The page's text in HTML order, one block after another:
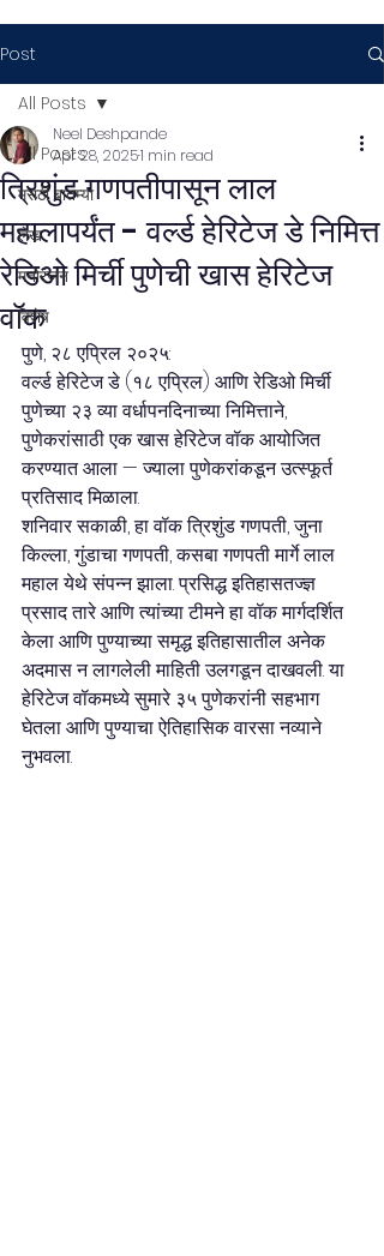
Post
All Posts
मराठी बातम्या
लेख
मनोरंजन
विशेष
All Posts
त्रिशुंड गणपतीपासून लाल
महालापर्यंत - वर्ल्ड हेरिटेज डे निमित्त
रेडिओ मिर्ची पुणेची खास हेरिटेज
वॉक
Neel Deshpande
Apr 28, 20251 min read
पुणे, २८ एप्रिल २०२५:
वर्ल्ड हेरिटेज डे (१८ एप्रिल) आणि रेडिओ मिर्ची
पुणेच्या २३ व्या वर्धापनदिनाच्या निमित्ताने,
पुणेकरांसाठी एक खास हेरिटेज वॉक आयोजित
करण्यात आला — ज्याला पुणेकरांकडून उत्स्फूर्त
प्रतिसाद मिळाला.
शनिवार सकाळी, हा वॉक त्रिशुंड गणपती, जुना
किल्ला, गुंडाचा गणपती, कसबा गणपती मार्गे लाल
महाल येथे संपन्न झाला. प्रसिद्ध इतिहासतज्ज्ञ
प्रसाद तारे आणि त्यांच्या टीमने हा वॉक मार्गदर्शित
केला आणि पुण्याच्या समृद्ध इतिहासातील अनेक
अदमास न लागलेली माहिती उलगडून दाखवली. या
हेरिटेज वॉकमध्ये सुमारे ३५ पुणेकरांनी सहभाग
घेतला आणि पुण्याचा ऐतिहासिक वारसा नव्याने
नुभवला.